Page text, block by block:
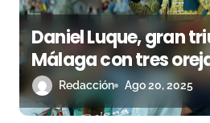
Daniel Luque, gran
Málaga con tres
tarde marcada por
Redacción Ago 20, 2025